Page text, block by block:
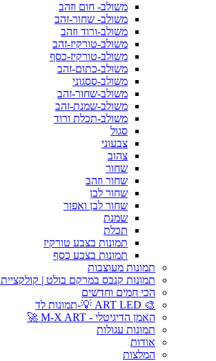
משולב- חום וזהב
משולב- שחור-זהב
משולב-ורוד וזהב
משולב-טורקיז-זהב
משולב-טורקיז-כסף
משולב-כתום-זהב
משולב-ססגוני
משולב-שחור-זהב
משולב-שמנת-זהב
משולב-תכלת ורוד
סגול
צבעוני
צהוב
שחור
שחור וזהב
שחור לבן
שחור לבן ואפור
שמנת
תכלת
תמונות בצבע טורקיז
תמונות בצבע כסף
תמונות מעוצבות
תמונות קנבס במרקם בולט | קולקציית Art Touch
הכי חמים וחדשים
🎨 ART LED 💡-תמונות לד
האמן הדיגיטלי - M-X ART 🚀
תמונות עגולות
אודות
המלצות